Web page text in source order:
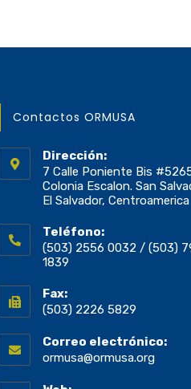
Contactos ORMUSA
Dirección:
7 Calle Poniente Bis
Colonia Escalon. San
El Salvador, Centroamerica
Teléfono:
(503) 2556 0032 / (503)
1839
Fax:
(503) 2226 5829
Correo electrónico:
ormusa@ormusa.org